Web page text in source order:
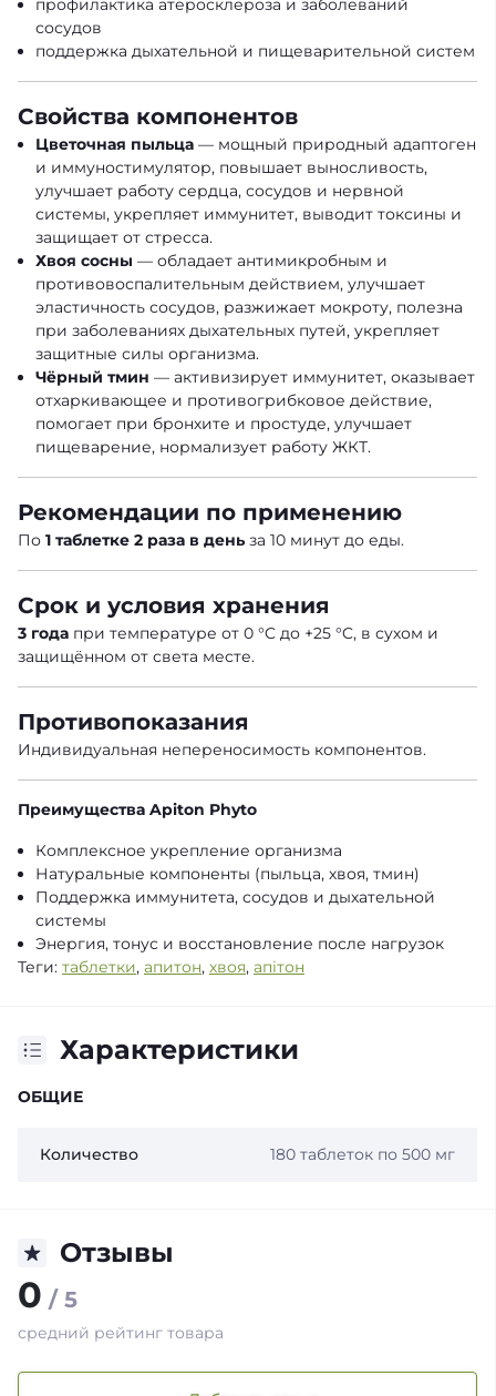
профилактика атеросклероза и заболеваний
сосудов
поддержка дыхательной и пищеварительной систем
Свойства компонентов
Цветочная пыльца — мощный природный адаптоген
и иммуностимулятор, повышает выносливость,
улучшает работу сердца, сосудов и нервной
системы, укрепляет иммунитет, выводит токсины и
защищает от стресса.
Хвоя сосны — обладает антимикробным и
противовоспалительным действием, улучшает
эластичность сосудов, разжижает мокроту, полезна
при заболеваниях дыхательных путей, укрепляет
защитные силы организма.
Чёрный тмин — активизирует иммунитет, оказывает
отхаркивающее и противогрибковое действие,
помогает при бронхите и простуде, улучшает
пищеварение, нормализует работу ЖКТ.
Рекомендации по применению
По 1 таблетке 2 раза в деньза 10 минут до еды.
Срок и условия хранения
3 года при температуре от 0 °C до +25 °C, в сухом и
защищённом от света месте.
Противопоказания
Индивидуальная непереносимость компонентов.
Преимущества Apiton Phyto
Комплексное укрепление организма
Натуральные компоненты (пыльца, хвоя, тмин)
Поддержка иммунитета, сосудов и дыхательной
системы
Энергия, тонус и восстановление после нагрузок
Теги: таблетки, апитон, хвоя, апітон
Характеристики
ОБЩИЕ
Количество 180 таблеток по 500 мг
Отзывы
0 / 5
средний рейтинг товара